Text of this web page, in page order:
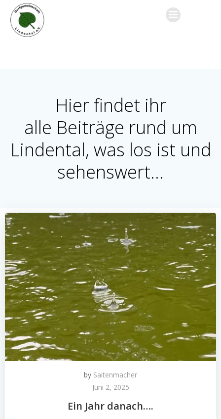
Hier findet ihr
alle Beiträge rund um
Lindental, was los ist und
sehenswert...
by Saitenmacher
Juni 2, 2025
Ein Jahr danach….